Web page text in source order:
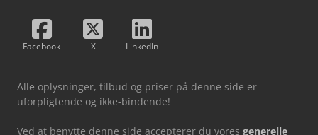
Facebook X LinkedIn
Alle oplysninger, tilbud og priser på denne side er
uforpligtende og ikke-bindende!
Ved at benytte denne side accepterer du vores generelle